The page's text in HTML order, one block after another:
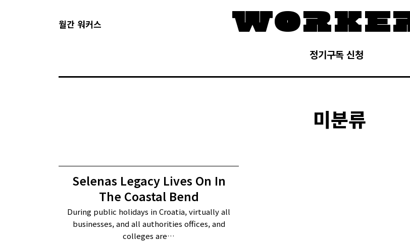
월간 워커스
정기구독 신청
미분류
Selenas Legacy Lives On In
The Coastal Bend
During public holidays in Croatia, virtually all
businesses, and all authorities offices, and
colleges are…